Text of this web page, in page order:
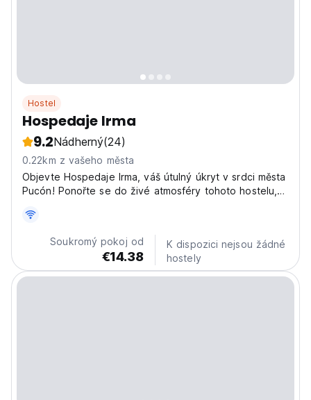
Hostel
Hospedaje Irma
9.2Nádherný(24)
0.22km z vašeho města
Objevte Hospedaje Irma, váš útulný úkryt v srdci města
Pucón! Ponořte se do živé atmosféry tohoto hostelu,
dobrodružství a spojení. Nacházíme se na adrese
Lincoyán 545, budete jen kousek od veškerého dění a
přírodních...
Soukromý pokoj od
€14.38
K dispozici nejsou žádné
hostely